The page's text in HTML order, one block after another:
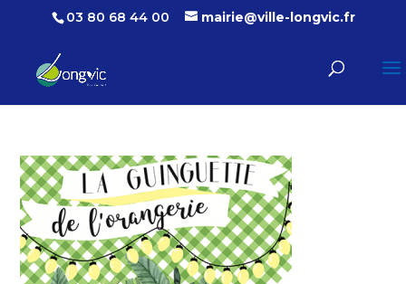
03 80 68 44 00 mairie@ville-longvic.fr